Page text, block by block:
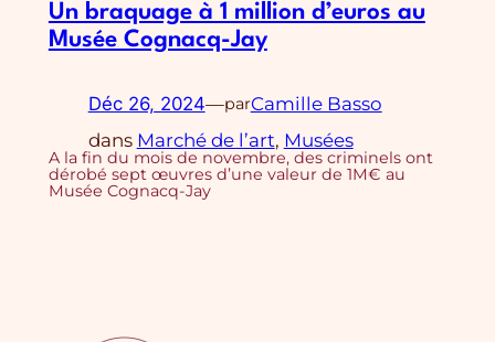
Un braquage à 1 million d’euros au
Musée Cognacq-Jay
Déc 26, 2024—parCamille Basso
dans Marché de l’art, Musées
A la fin du mois de novembre, des criminels ont
dérobé sept œuvres d’une valeur de 1M€ au
Musée Cognacq-Jay